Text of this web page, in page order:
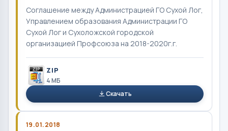
Соглашение между Администрацией ГО Сухой Лог,
Управлением образования Администрации ГО
Сухой Лог и Сухоложской городской
организацией Профсоюза на 2018-2020г.г.
ZIP
4 MБ
Скачать
19.01.2018